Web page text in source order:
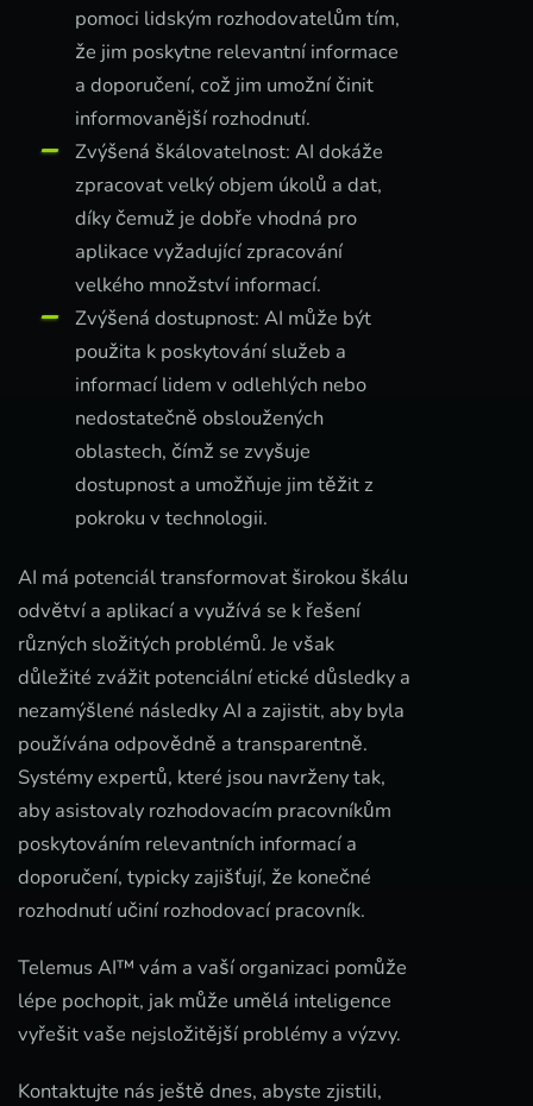
pomoci lidským rozhodovatelům tím,
že jim poskytne relevantní informace
a doporučení, což jim umožní činit
informovanější rozhodnutí.
Zvýšená škálovatelnost: AI dokáže
zpracovat velký objem úkolů a dat,
díky čemuž je dobře vhodná pro
aplikace vyžadující zpracování
velkého množství informací.
Zvýšená dostupnost: AI může být
použita k poskytování služeb a
informací lidem v odlehlých nebo
nedostatečně obsloužených
oblastech, čímž se zvyšuje
dostupnost a umožňuje jim těžit z
pokroku v technologii.
AI má potenciál transformovat širokou škálu
odvětví a aplikací a využívá se k řešení
různých složitých problémů. Je však
důležité zvážit potenciální etické důsledky a
nezamýšlené následky AI a zajistit, aby byla
používána odpovědně a transparentně.
Systémy expertů, které jsou navrženy tak,
aby asistovaly rozhodovacím pracovníkům
poskytováním relevantních informací a
doporučení, typicky zajišťují, že konečné
rozhodnutí učiní rozhodovací pracovník.
Telemus AI™ vám a vaší organizaci pomůže
lépe pochopit, jak může umělá inteligence
vyřešit vaše nejsložitější problémy a výzvy.
Kontaktujte nás ještě dnes, abyste zjistili,